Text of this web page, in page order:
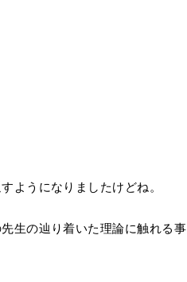
ようになりましたけどね。
生の辿り着いた理論に触れる事